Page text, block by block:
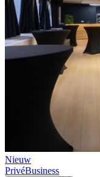
Nieuw
PrivéBusiness